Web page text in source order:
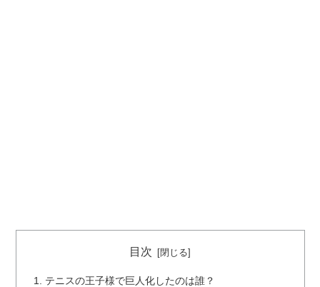
目次
テニスの王子様で巨人化したのは誰？